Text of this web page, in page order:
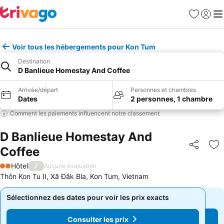
Favoris
Se
Voir tous les hébergements pour Kon Tum
Destination
D Banlieue Homestay And Coffee
Arrivée/départ
Dates
Personnes et chambres
2 personnes, 1 chambre
Comment les paiements influencent notre classement
D Banlieue Homestay And
Coffee
Partager
2 Étoiles
Hôtel / Aucune évaluation
Thôn Kon Tu II, Xã Đắk Bla, Kon Tum, Vietnam
Sélectionnez des dates pour voir les prix exacts
Consulter les prix
Sélectionnez des dates pour voir les prix exacts
Consulter les prix